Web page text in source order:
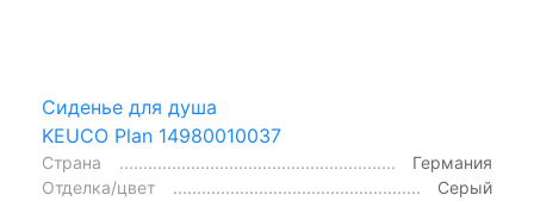
Сиденье для душа
KEUCO Plan 14980010037
Страна
Германия
Отделка/цвет
Серый